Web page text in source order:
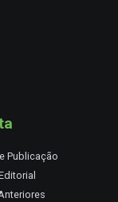
Publicação